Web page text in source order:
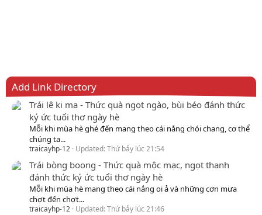
Add Link Directory
Trái lê ki ma - Thức quà ngọt ngào, bùi béo đánh thức
ký ức tuổi thơ ngày hè
Mỗi khi mùa hè ghé đến mang theo cái nắng chói chang, cơ thể
chúng ta...
traicayhp-12 Updated:Thứ bảy lúc 21:54
Trái bòng boong - Thức quà mộc mạc, ngọt thanh
đánh thức ký ức tuổi thơ ngày hè
Mỗi khi mùa hè mang theo cái nắng oi ả và những cơn mưa
chợt đến chợt...
traicayhp-12 Updated:Thứ bảy lúc 21:46